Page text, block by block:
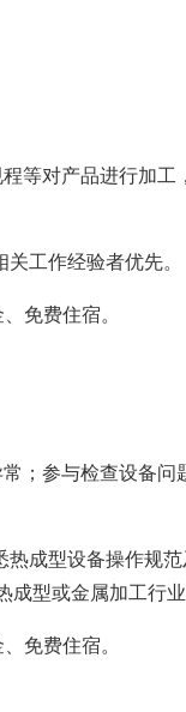
等对产品进行加
工作经验者优先。
免费住宿。
；参与检查设备
热成型设备操作规
成型或金属加工行
免费住宿。